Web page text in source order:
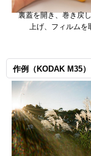
裏蓋を開き、巻き戻
上げ、フィルムを
作例（KODAK M35）